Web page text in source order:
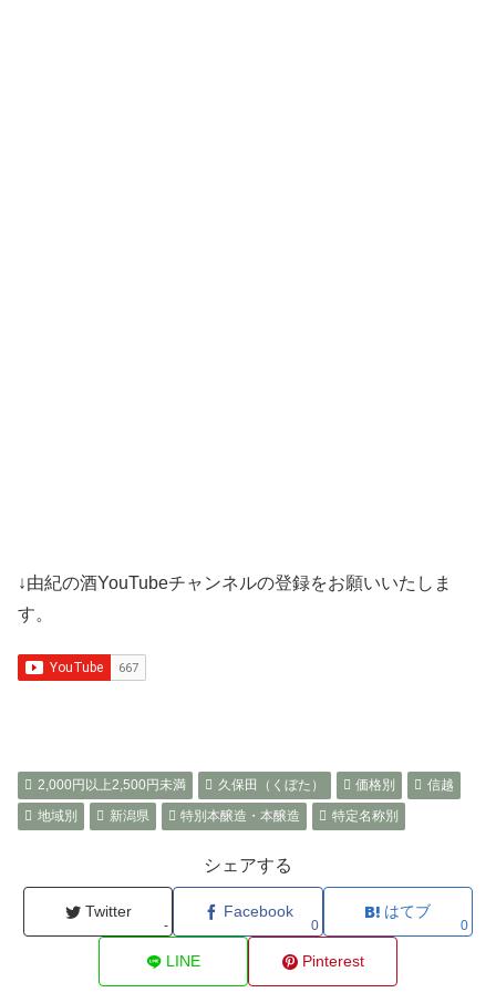
↓由紀の酒YouTubeチャンネルの登録をお願いいたしま
す。
2,000円以上2,500円未満 久保田（くぼた） 価格別
信越
地域別
新潟県 特別本醸造・本醸造 特定名称別
シェアする
Twitter
-
Facebook
0
はてブ
0
LINE Pinterest